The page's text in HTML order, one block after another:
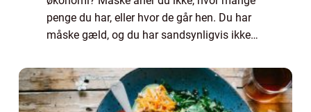
penge du har, eller hvor de går hen. Du har
måske gæld, og du har sandsynligvis ikke
det ikke at være. Du kan få styr på din øko...